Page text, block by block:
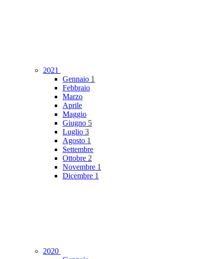
2021
Gennaio 1
Febbraio
Marzo
Aprile
Maggio
Giugno 5
Luglio 3
Agosto 1
Settembre
Ottobre 2
Novembre 1
Dicembre 1
2020